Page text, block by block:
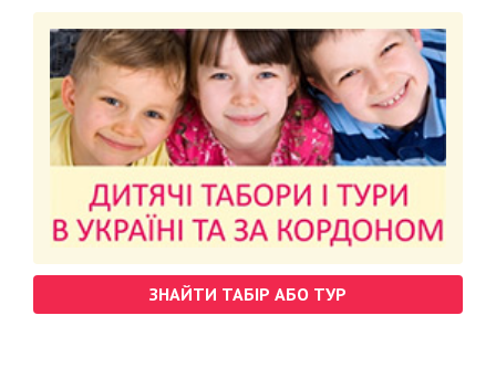
ЗНАЙТИ ТАБІР АБО ТУР